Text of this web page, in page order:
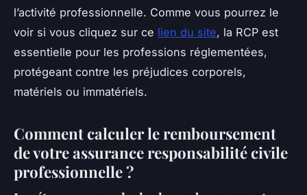
l’activité professionnelle. Comme vous pourrez le
voir si vous cliquez sur ce lien du site, la RCP est
essentielle pour les professions réglementées,
protégeant contre les préjudices corporels,
matériels ou immatériels.
Comment calculer le remboursement
de votre assurance responsabilité civile
professionnelle ?